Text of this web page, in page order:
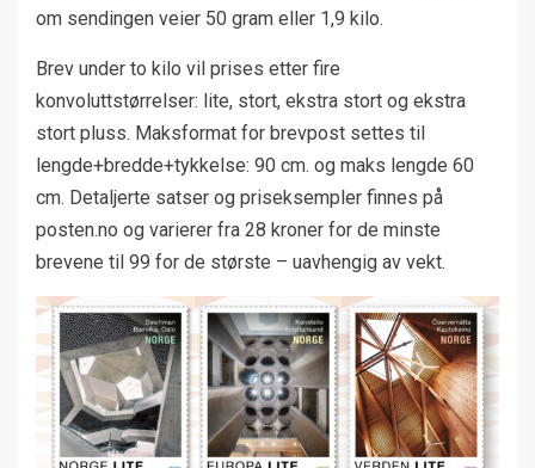
om sendingen veier 50 gram eller 1,9 kilo.
Brev under to kilo vil prises etter fire
konvoluttstørrelser: lite, stort, ekstra stort og ekstra
stort pluss. Maksformat for brevpost settes til
lengde+bredde+tykkelse: 90 cm. og maks lengde 60
cm. Detaljerte satser og priseksempler finnes på
posten.no og varierer fra 28 kroner for de minste
brevene til 99 for de største – uavhengig av vekt.